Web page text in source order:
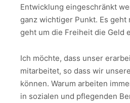
Entwicklung eingeschränkt
ganz wichtiger Punkt. Es geht
geht um die Freiheit die Geld
Ich möchte, dass unser
mitarbeitet, so dass wir
können. Warum arbeiten
in sozialen und pflegenden